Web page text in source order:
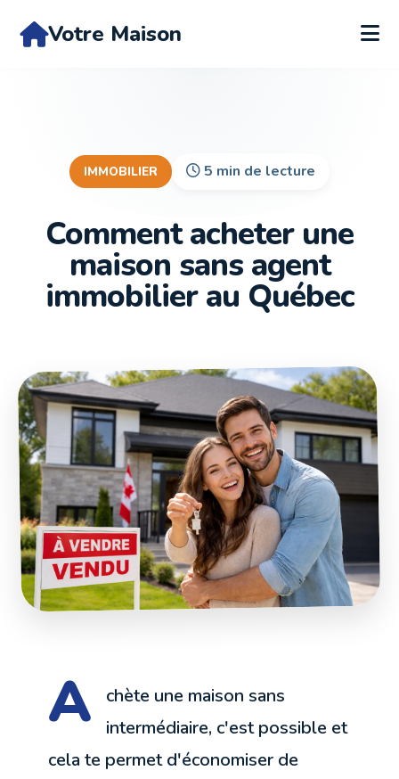
Votre Maison
IMMOBILIER 5 min de lecture
Comment acheter une
maison sans agent
immobilier au Québec
A
chète une maison sans
intermédiaire, c'est possible et
cela te permet d'économiser de